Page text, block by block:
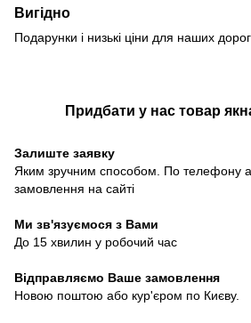
Вигідно
Подарунки і низькі ціни для наших
Придбати у нас товар
Залиште заявку
Яким зручним способом. По телефону
замовлення на сайті
Ми зв'язуємося з Вами
До 15 хвилин у робочий час
Відправляємо Ваше замовлення
Новою поштою або кур'єром по Києву.